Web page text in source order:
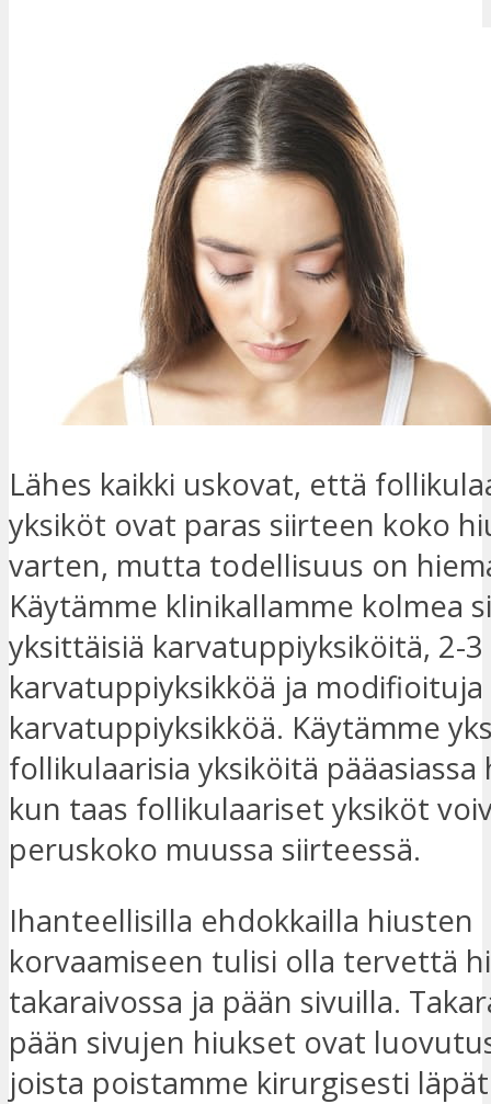
Lähes kaikki uskovat, että
yksiköt ovat paras siirteen koko
varten, mutta todellisuus on
Käytämme klinikallamme kolmea
yksittäisiä karvatuppiyksiköitä, 2-3
karvatuppiyksikköä ja modifioituja
karvatuppiyksikköä. Käytämme
follikulaarisia yksiköitä pääasiassa
kun taas follikulaariset yksiköt
peruskoko muussa siirteessä.
Ihanteellisilla ehdokkailla hiusten
korvaamiseen tulisi olla tervettä
takaraivossa ja pään sivuilla.
pään sivujen hiukset ovat
joista poistamme kirurgisesti